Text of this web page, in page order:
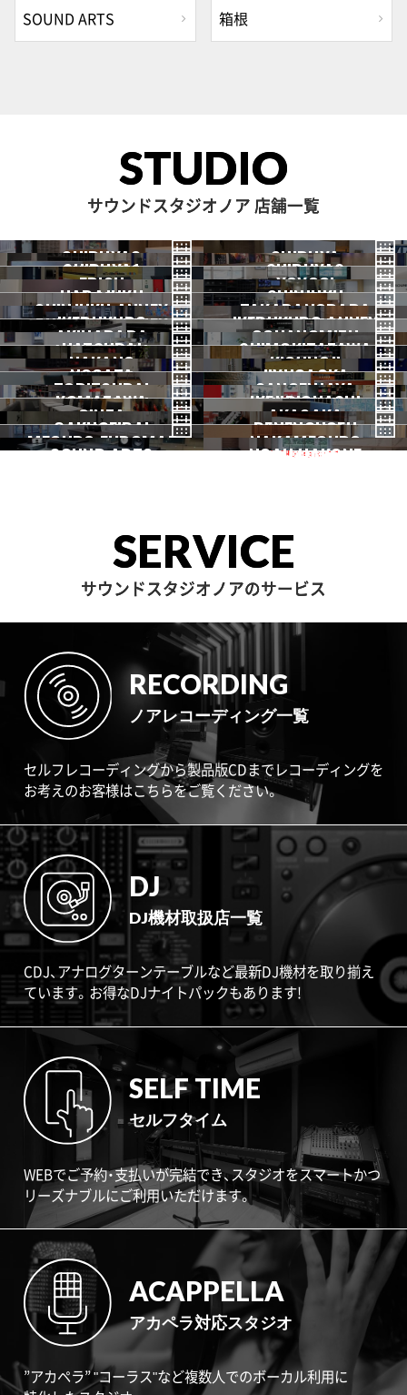
SOUND ARTS 箱根
STUDIO
サウンドスタジオノア 店舗一覧
SHIBUYA3
渋谷3号
2026.07 OPEN
SHIBUYA
渋谷本店
SHIBUYA1
渋谷1号
SHIBUYA2
渋谷2号
EBISU
恵比寿
YOYOGI
代々木
HARAJUKU
原宿
SHINJUKU
新宿
SHINJUKU ANNEX
新宿ANNEX
TAKADANOBABA
高田馬場
IKEBUKURO
池袋
IKEBUKURO ANNEX
池袋ANNEX
AKIHABARA
秋葉原
OCHANOMIZU
御茶ノ水
HATSUDAI
初台
SHIMOKITAZAWA
下北沢
NAKANO
中野
KICHIJOJI
吉祥寺
NOGATA
野方
JIYUGAOKA
自由が丘
TORITSUDAI
都立大
SANGENJAYA
三軒茶屋
KOMAZAWA
駒沢
IKEJIRIOHASHI
池尻大橋
一時閉店中
GINZA
銀座
AKASAKA
赤坂
GAKUGEIDAI
学芸大
DENENCHOFU
田園調布
MEGURO FUDOMAE NAKAMEGURO
SOUND ARTS NOAH HAKONE
SERVICE
サウンドスタジオノアのサービス
RECORDING
ノアレコーディング一覧
セルフレコーディングから製品版CDまでレコーディングを
お考えのお客様はこちらをご覧ください。
DJ
DJ機材取扱店一覧
CDJ、アナログターンテーブルなど最新DJ機材を取り揃え
ています。お得なDJナイトパックもあります!
SELF TIME
セルフタイム
WEBでご予約・支払いが完結でき、スタジオをスマートかつ
リーズナブルにご利用いただけます。
ACAPPELLA
アカペラ対応スタジオ
”アカペラ” "コーラス"など複数人でのボーカル利用に